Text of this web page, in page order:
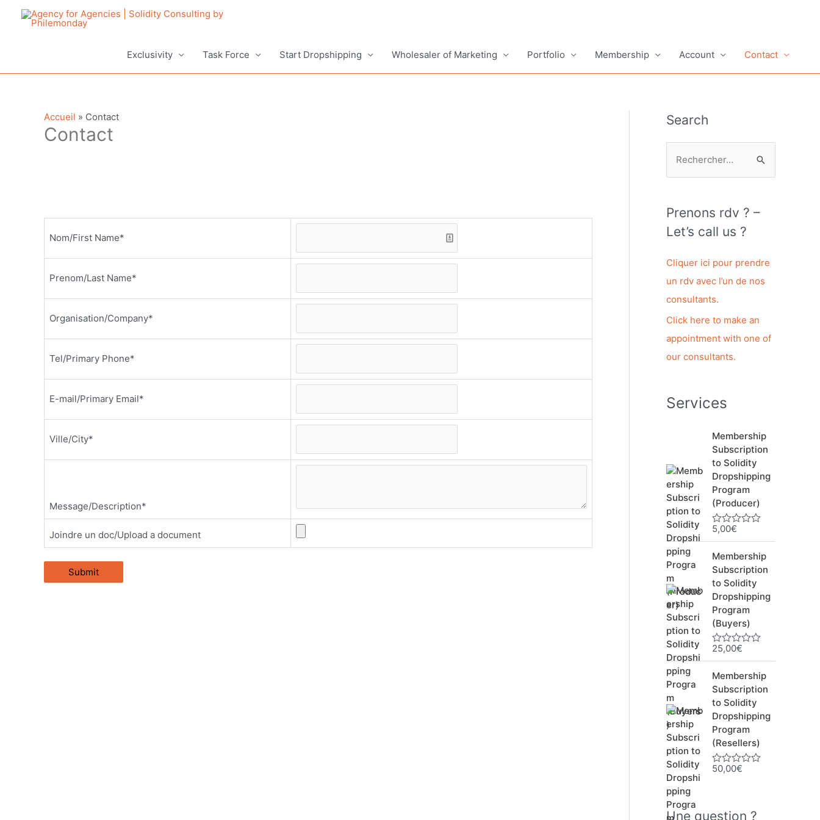
Exclusivity
Task Force Start Dropshipping Wholesaler of Marketing Portfolio Membership Account Contact
Accueil » Contact
Contact
Nom/First Name*
Prenom/Last Name*
Organisation/Company*
Tel/Primary Phone*
E-mail/Primary Email*
Ville/City*
Message/Description*
Joindre un doc/Upload a document
Search
h
e
c
h
e
r
Prenons rdv ? –
Let’s call us ?
Cliquer ici pour prendre
un rdv avec l’un de nos
consultants.
Click here to make an
appointment with one of
our consultants.
Services
Membership
Subscription
to Solidity
Dropshipping
Program
(Producer)
N
o
e
0
u
r
5
5,00€
Membership
Subscription
to Solidity
Dropshipping
Program
(Buyers)
N
o
e
0
u
r
5
25,00€
Membership
Subscription
to Solidity
Dropshipping
Program
(Resellers)
N
s
50,00€
Une question ?